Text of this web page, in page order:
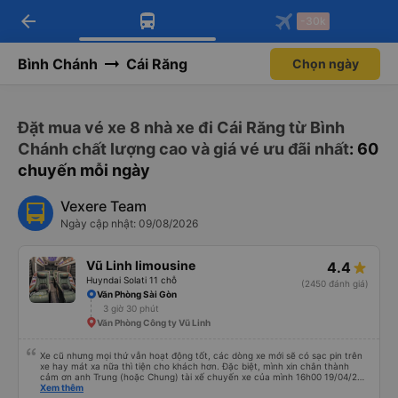
Tải app Vexere ngay!
Nhận ưu đãi thành viên độc
Mở app
Tải app Vexere
-30k/ghế khi đặt vé máy bay qua
Mở app
arrow_back -30k
Bình Chánh Cái Răng Chọn ngày
Đặt mua vé xe 8 nhà xe đi Cái Răng từ Bình
Chánh chất lượng cao và giá vé ưu đãi nhất: 60
chuyến mỗi ngày
Vexere Team
Ngày cập nhật: 09/08/2026
Vũ Linh limousine
Huyndai Solati 11 chỗ
4.4
(2450 đánh giá)
Văn Phòng Sài Gòn
3 giờ 30 phút
Văn Phòng Công ty Vũ Linh
Xe cũ nhưng mọi thứ vẫn hoạt động tốt, các dòng xe mới sẽ có sạc pin trên
xe hay mát xa nữa thì tiện cho khách hơn. Đặc biệt, mình xin chân thành
cảm ơn anh Trung (hoặc Chung) tài xế chuyến xe của mình 16h00 19/04/26
đã nhiệt tình giúp đỡ mình nhận lại điện thoại và ví bỏ quên ở văn phòng Cao
Xem thêm